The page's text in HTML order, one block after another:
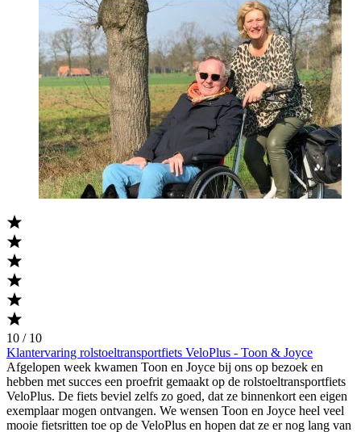
10 / 10
Klantervaring rolstoeltransportfiets VeloPlus - Toon & Joyce
Afgelopen week kwamen Toon en Joyce bij ons op bezoek en
hebben met succes een proefrit gemaakt op de rolstoeltransportfiets
VeloPlus. De fiets beviel zelfs zo goed, dat ze binnenkort een eigen
exemplaar mogen ontvangen. We wensen Toon en Joyce heel veel
mooie fietsritten toe op de VeloPlus en hopen dat ze er nog lang van